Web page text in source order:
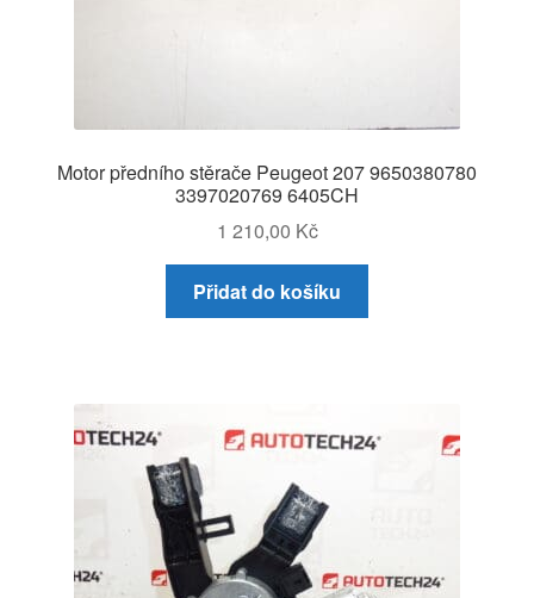
Motor předního stěrače Peugeot 207 9650380780
3397020769 6405CH
1 210,00 Kč
Přidat do košíku